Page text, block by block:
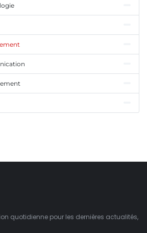
quotidienne pour les dernières actualités,